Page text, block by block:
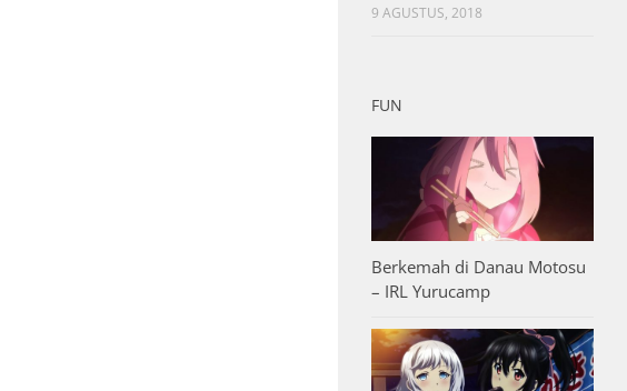
9 AGUSTUS, 2018
FUN
Berkemah di Danau Motosu
– IRL Yurucamp